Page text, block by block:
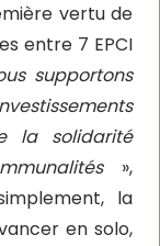
vertu de
entre 7 EPCI
supportons
la solidarité
»,
la
en solo,